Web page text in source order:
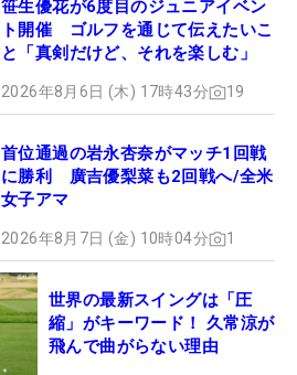
笹生優花が6度目のジュニアイベン
ト開催 ゴルフを通じて伝えたいこ
と「真剣だけど、それを楽しむ」
2026年8月6日 (木) 17時43分 19
首位通過の岩永杏奈がマッチ1回戦
に勝利 廣吉優梨菜も2回戦へ/全米
女子アマ
2026年8月7日 (金) 10時04分 1
世界の最新スイングは「圧
縮」がキーワード！ 久常涼が
飛んで曲がらない理由